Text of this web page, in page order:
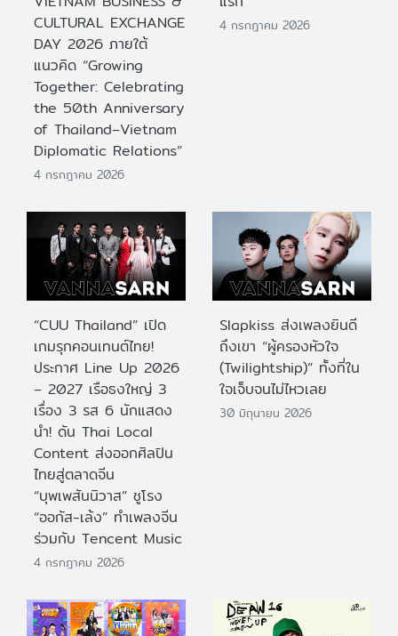
CULTURAL EXCHANGE
DAY 2026 ภายใต้
แนวคิด “Growing
Together: Celebrating
the 50th Anniversary
of Thailand–Vietnam
Diplomatic Relations”
4 กรกฎาคม 2026
4 กรกฎาคม 2026
“CUU Thailand” เปิด
เกมรุกคอนเทนต์ไทย!
ประกาศ Line Up 2026
– 2027 เรือธงใหญ่ 3
เรื่อง 3 รส 6 นักแสดง
นำ! ดัน Thai Local
Content ส่งออกศิลปิน
ไทยสู่ตลาดจีน
“บุพเพสันนิวาส” ชูโรง
“ออกัส-เล้ง” ทำเพลงจีน
ร่วมกับ Tencent Music
4 กรกฎาคม 2026
Slapkiss ส่งเพลงยินดี
ถึงเขา “ผู้ครองหัวใจ
(Twilightship)” ทั้งที่ใน
ใจเจ็บจนไม่ไหวเลย
30 มิถุนายน 2026